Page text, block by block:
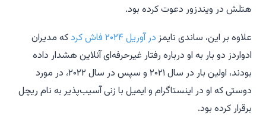
هتلش در ویندزور دعوت کرده بود.
علاوه بر این، ساندی تایمز در آوریل ۲۰۲۴ فاش کرد
که مدیران
ادواردز دو بار به او درباره رفتار غیرحرفه‌ای آنلاین هشدار داده
بودند، اولین بار در سال ۲۰۲۱ و سپس در سال ۲۰۲۲، در مورد
دوستی که او در اینستاگرام و ایمیل با زنی آسیب‌پذیر به نام ریچل
برقرار کرده بود.